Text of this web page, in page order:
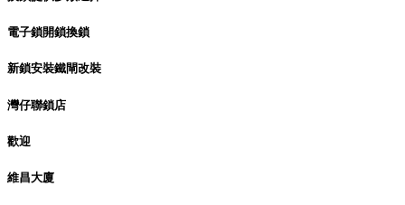
電子鎖開鎖換鎖
新鎖安裝鐵閘改裝
灣仔聯鎖店
歡迎
維昌大廈